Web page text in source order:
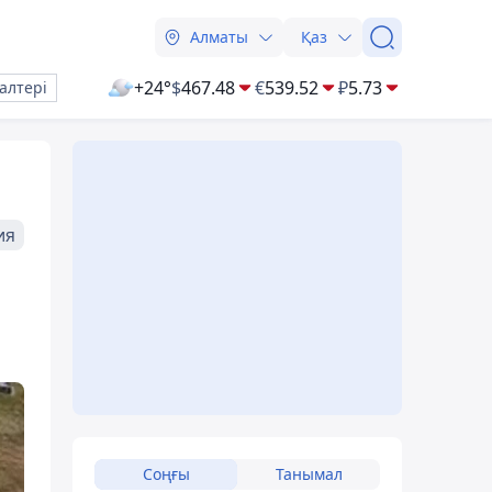
Алматы Қаз
+24°$467.48 €539.52 ₽5.73
Соңғы Танымал